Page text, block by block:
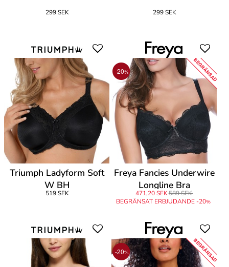
299 SEK 299 SEK
Triumph Ladyform Soft
W BH
519 SEK
-20% BEGRÄNSAD
Freya Fancies Underwire
Longline Bra
471,20 SEK589 SEK
BEGRÄNSAT ERBJUDANDE -20%
-20% BEGRÄNSAD